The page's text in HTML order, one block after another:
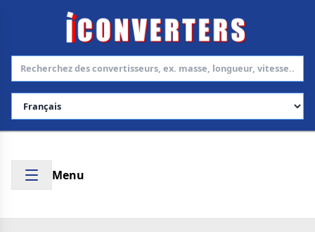
Choisir la langue
Menu